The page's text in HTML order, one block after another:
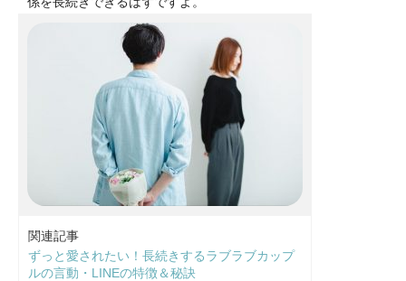
関連記事
ずっと愛されたい！長続きするラブラブカップ
ルの言動・LINEの特徴＆秘訣